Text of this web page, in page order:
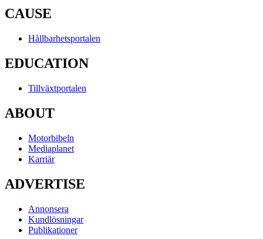
CAUSE
Hållbarhetsportalen
EDUCATION
Tillväxtportalen
ABOUT
Motorbibeln
Mediaplanet
Karriär
ADVERTISE
Annonsera
Kundlösningar
Publikationer